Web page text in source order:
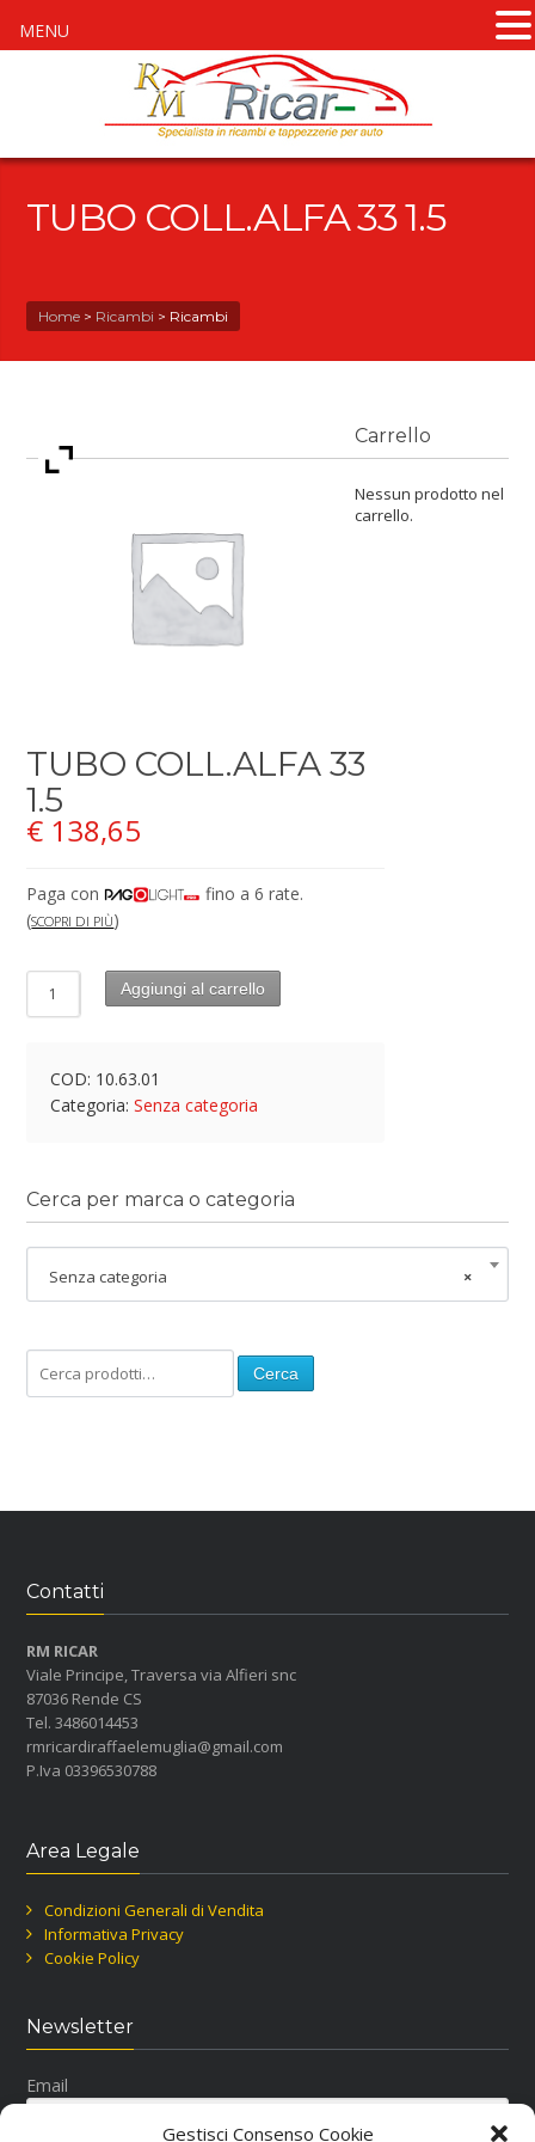
Gestisci Consenso Cookie
TUBO COLL.ALFA 33 1.5
Home > Ricambi > Ricambi
TUBO COLL.ALFA 33
1.5
€ 138,65
Paga con
fino a 6 rate.
(SCOPRI DI PIÙ)
Aggiungi al carrello
COD: 10.63.01
Categoria:Senza categoria
Carrello
Nessun prodotto nel
carrello.
Cerca per marca o categoria
×
Senza categoria
Cerca
Contatti
RM RICAR
Viale Principe, Traversa via Alfieri snc
87036 Rende CS
Tel. 3486014453
rmricardiraffaelemuglia@gmail.com
P.Iva 03396530788
Area Legale
Condizioni Generali di Vendita
Informativa Privacy
Cookie Policy
Newsletter
Email
MENU